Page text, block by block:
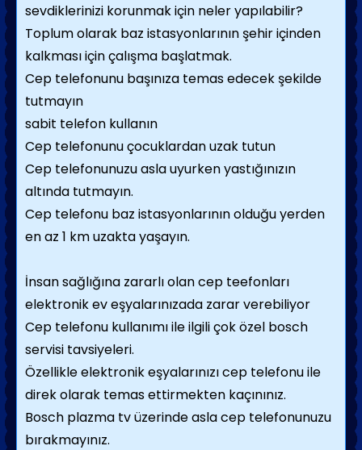
sevdiklerinizi korunmak için neler yapılabilir?
Toplum olarak baz istasyonlarının şehir içinden
kalkması için çalışma başlatmak.
Cep telefonunu başınıza temas edecek şekilde
tutmayın
sabit telefon kullanın
Cep telefonunu çocuklardan uzak tutun
Cep telefonunuzu asla uyurken yastığınızın
altında tutmayın.
Cep telefonu baz istasyonlarının olduğu yerden
en az 1 km uzakta yaşayın.
İnsan sağlığına zararlı olan cep teefonları
elektronik ev eşyalarınızada zarar verebiliyor
Cep telefonu kullanımı ile ilgili çok özel bosch
servisi tavsiyeleri.
Özellikle elektronik eşyalarınızı cep telefonu ile
direk olarak temas ettirmekten kaçınınız.
Bosch plazma tv üzerinde asla cep telefonunuzu
bırakmayınız.